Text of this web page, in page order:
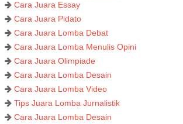
Cara Juara Essay
Cara Juara Pidato
Cara Juara Lomba Debat
Cara Juara Lomba Menulis Opini
Cara Juara Olimpiade
Cara Juara Lomba Desain
Cara Juara Lomba Video
Tips Juara Lomba Jurnalistik
Cara Juara Lomba Desain